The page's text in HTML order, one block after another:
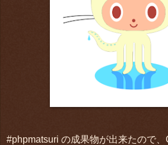
#phpmatsuri の成果物が出来たので